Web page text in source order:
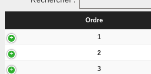
Ordre
1
2
3